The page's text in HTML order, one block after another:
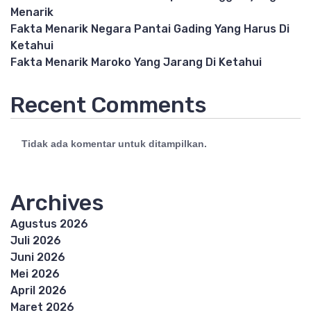
Menarik
Fakta Menarik Negara Pantai Gading Yang Harus Di
Ketahui
Fakta Menarik Maroko Yang Jarang Di Ketahui
Recent Comments
Tidak ada komentar untuk ditampilkan.
Archives
Agustus 2026
Juli 2026
Juni 2026
Mei 2026
April 2026
Maret 2026